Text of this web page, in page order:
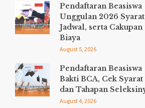
Pendaftaran Beasiswa
Unggulan 2026
Jadwal, serta Cakupan
Biaya
August 5, 2026
Pendaftaran Beasiswa
Bakti BCA, Cek Syarat
dan Tahapan
August 4, 2026